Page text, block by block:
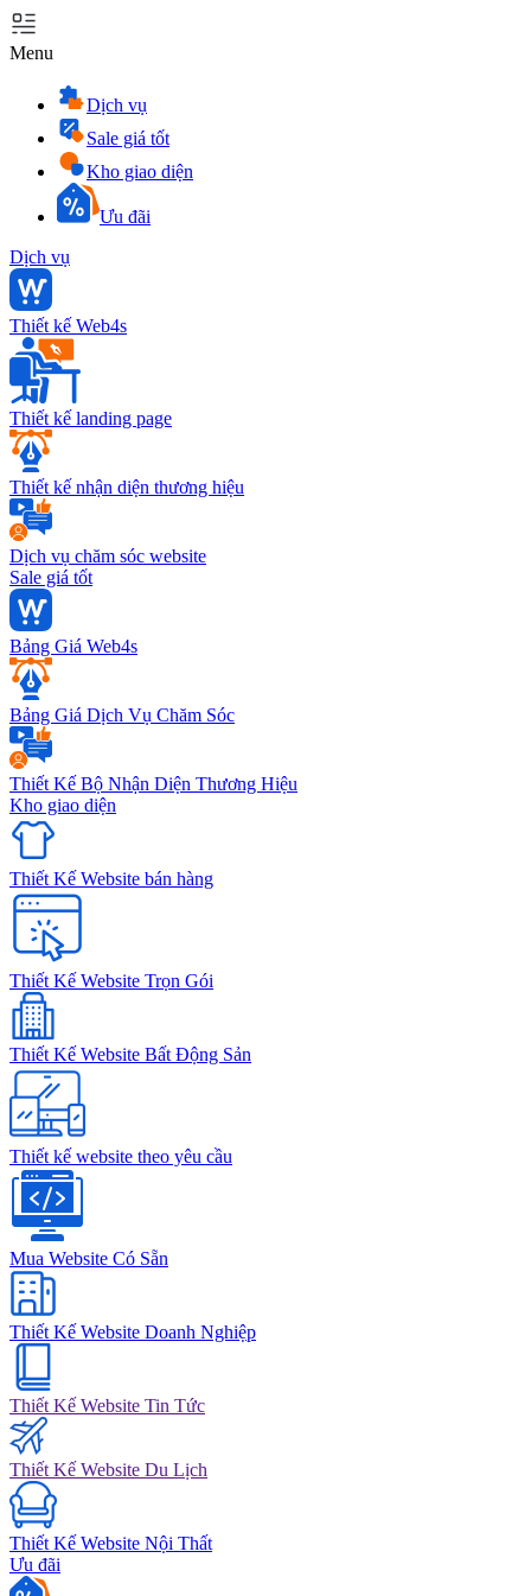
Menu
Dịch vụ
Sale giá tốt
Kho giao diện
Ưu đãi
Dịch vụ
Thiết kế Web4s
Thiết kế landing page
Thiết kế nhận diện thương hiệu
Dịch vụ chăm sóc website
Sale giá tốt
Bảng Giá Web4s
Bảng Giá Dịch Vụ Chăm Sóc
Thiết Kế Bộ Nhận Diện Thương Hiệu
Kho giao diện
Thiết Kế Website bán hàng
Thiết Kế Website Trọn Gói
Thiết Kế Website Bất Động Sản
Thiết kế website theo yêu cầu
Mua Website Có Sẵn
Thiết Kế Website Doanh Nghiệp
Thiết Kế Website Tin Tức
Thiết Kế Website Du Lịch
Thiết Kế Website Nội Thất
Ưu đãi